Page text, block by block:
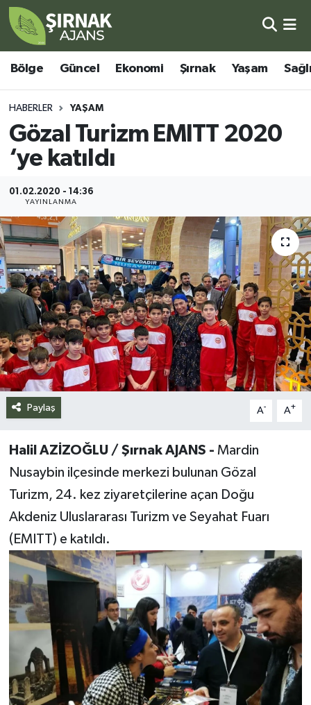
Bölge Güncel Ekonomi Şırnak Yaşam
HABERLER YAŞAM
Gözal Turizm EMITT 2020
‘ye katıldı
01.02.2020 - 14:36
YAYINLANMA
Paylaş A- A+
Halil AZİZOĞLU / Şırnak AJANS - Mardin
Nusaybin ilçesinde merkezi bulunan Gözal
Turizm, 24. kez ziyaretçilerine açan Doğu
Akdeniz Uluslararası Turizm ve Seyahat Fuarı
(EMITT) e katıldı.
Bölge
Güncel
Ekonomi
Şırnak
Yaşam
Sağlık
Eğitim
Kültür - Sanat
Siyaset
Spor
Teknoloji
Yazarlar
Şırnak Nöbetçi Eczaneler
Şırnak Hava Durumu
Şirnak Namaz Vakitleri
Şırnak Trafik Yoğunluk Haritası
Süper Lig Puan Durumu ve Fikstür
Tüm Manşetler
Son Dakika Haberleri
Haber Arşivi